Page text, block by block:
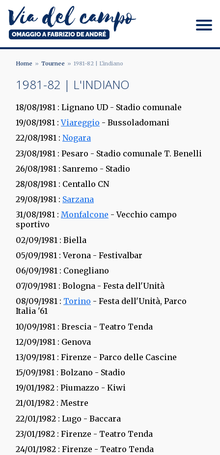
contenuto
principale
Via del campo
BRICIOLE
PANE
Home Tournee 1981-82 | L'indiano
1981-82 | L'INDIANO
18/08/1981 : Lignano UD - Stadio comunale
19/08/1981 :Viareggio - Bussoladomani
22/08/1981 : Nogara
23/08/1981 : Pesaro - Stadio comunale T. Benelli
26/08/1981 : Sanremo - Stadio
28/08/1981 : Centallo CN
29/08/1981 : Sarzana
31/08/1981 : Monfalcone - Vecchio campo
sportivo
02/09/1981 : Biella
05/09/1981 : Verona - Festivalbar
06/09/1981 : Conegliano
07/09/1981 : Bologna - Festa dell'Unità
08/09/1981 : Torino - Festa dell'Unità, Parco
Italia '61
10/09/1981 : Brescia - Teatro Tenda
12/09/1981 : Genova
13/09/1981 : Firenze - Parco delle Cascine
15/09/1981 : Bolzano - Stadio
19/01/1982 : Piumazzo - Kiwi
21/01/1982 : Mestre
22/01/1982 : Lugo - Baccara
23/01/1982 : Firenze - Teatro Tenda
24/01/1982 : Firenze - Teatro Tenda